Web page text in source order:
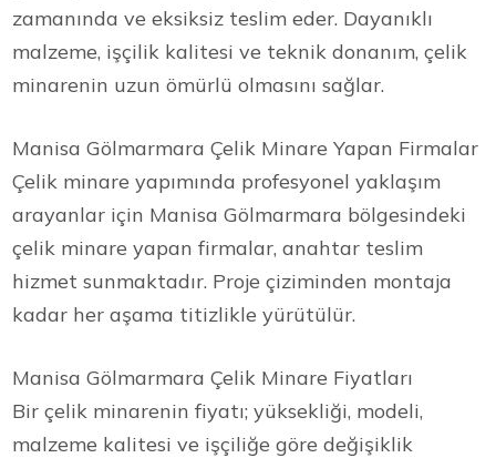
zamanında ve eksiksiz teslim eder. Dayanıklı
malzeme, işçilik kalitesi ve teknik donanım, çelik
minarenin uzun ömürlü olmasını sağlar.
Manisa Gölmarmara Çelik Minare Yapan Firmalar
Çelik minare yapımında profesyonel yaklaşım
arayanlar için Manisa Gölmarmara bölgesindeki
çelik minare yapan firmalar, anahtar teslim
hizmet sunmaktadır. Proje çiziminden montaja
kadar her aşama titizlikle yürütülür.
Manisa Gölmarmara Çelik Minare Fiyatları
Bir çelik minarenin fiyatı; yüksekliği, modeli,
malzeme kalitesi ve işçiliğe göre değişiklik